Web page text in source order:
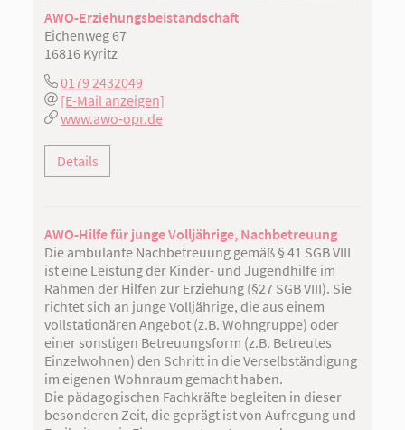
AWO-Erziehungsbeistandschaft
Eichenweg 67
16816 Kyritz
0179 2432049
[E-Mail anzeigen]
www.awo-opr.de
Details
AWO-Hilfe für junge Volljährige, Nachbetreuung
Die ambulante Nachbetreuung gemäß § 41 SGB VIII
ist eine Leistung der Kinder- und Jugendhilfe im
Rahmen der Hilfen zur Erziehung (§27 SGB VIII). Sie
richtet sich an junge Volljährige, die aus einem
vollstationären Angebot (z.B. Wohngruppe) oder
einer sonstigen Betreuungsform (z.B. Betreutes
Einzelwohnen) den Schritt in die Verselbständigung
im eigenen Wohnraum gemacht haben.
Die pädagogischen Fachkräfte begleiten in dieser
besonderen Zeit, die geprägt ist von Aufregung und